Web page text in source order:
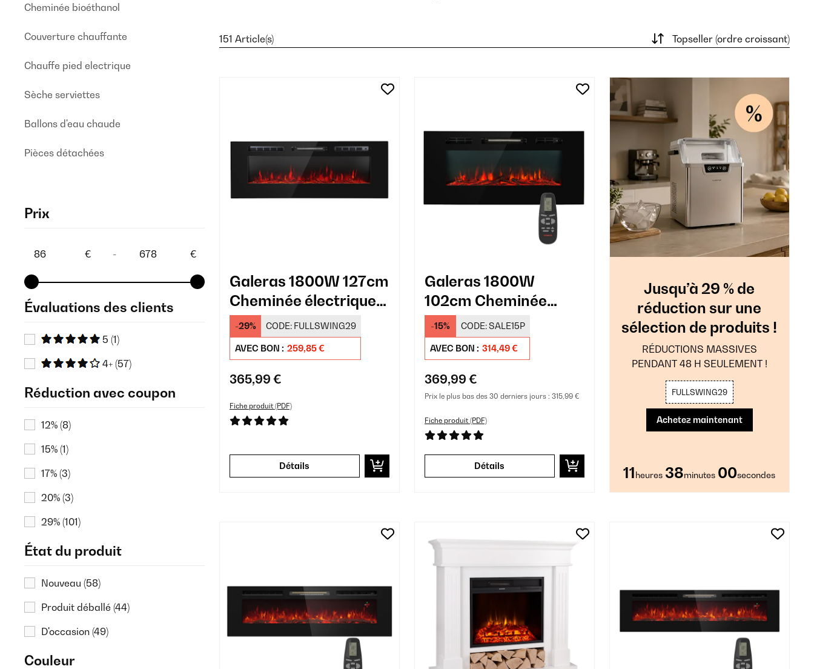
Cheminée bioéthanol
Couverture chauffante
Chauffe pied electrique
Sèche serviettes
Ballons d'eau chaude
Pièces détachées
Prix
€ - €
Évaluations des clients
5 (1)
4+ (57)
Réduction avec coupon
12% (8)
15% (1)
17% (3)
20% (3)
29% (101)
État du produit
Nouveau (58)
Produit déballé (44)
D'occasion (49)
Couleur
151 Article(s) Topseller (ordre croissant)
Galeras 1800W 127cm
Cheminée électrique
murale Noir
-29% CODE: FULLSWING29
AVEC BON : 259,85 €
365,99 €
Fiche produit (PDF)
Détails
Galeras 1800W
102cm Cheminée
électrique murale Noir
-15% CODE:SALE15P
AVEC BON : 314,49 €
369,99 €
Prix le plus bas des 30 derniers jours : 315,99 €
Fiche produit (PDF)
Détails
Jusqu’à 29 % de
réduction sur une
sélection de produits !
RÉDUCTIONS MASSIVES
PENDANT 48 H SEULEMENT !
FULLSWING29
Achetez maintenant
11heures 37minutes 59secondes